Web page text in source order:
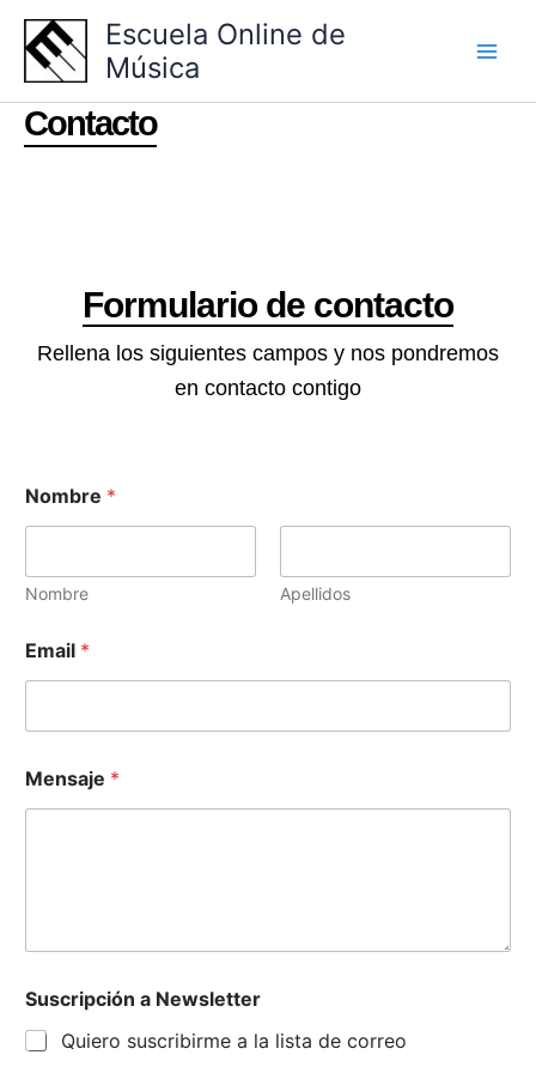
contenido
Escuela Online de
Música
Contacto
Formulario de contacto
Rellena los siguientes campos y nos pondremos
en contacto contigo
Nombre *
Nombre Apellidos
Email *
Mensaje *
e
w
s
Suscripción a Newsletter
Quiero suscribirme a la lista de correo